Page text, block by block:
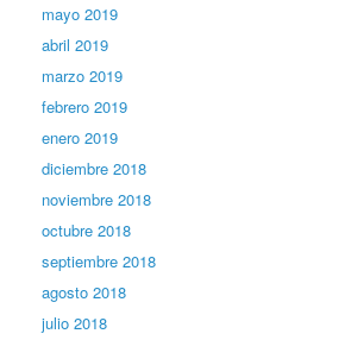
mayo 2019
abril 2019
marzo 2019
febrero 2019
enero 2019
diciembre 2018
noviembre 2018
octubre 2018
septiembre 2018
agosto 2018
julio 2018